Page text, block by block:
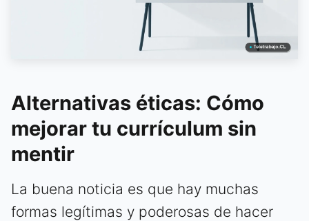
Alternativas éticas: Cómo
mejorar tu currículum sin
mentir
La buena noticia es que hay muchas
formas legítimas y poderosas de hacer